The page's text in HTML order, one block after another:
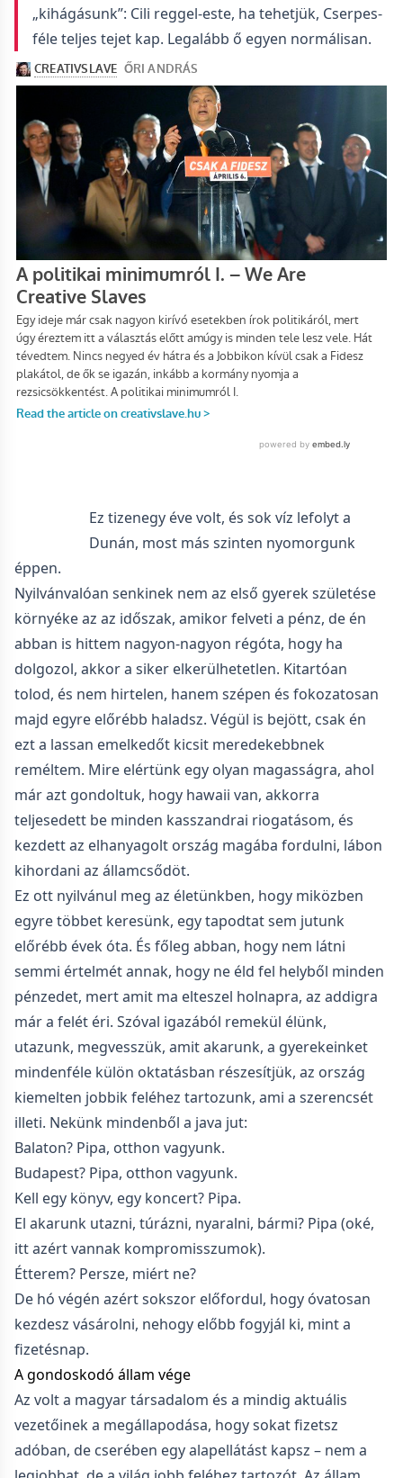
„kihágásunk”: Cili reggel-este, ha tehetjük, Cserpes-
féle teljes tejet kap. Legalább ő egyen normálisan.
Ez tizenegy éve volt, és sok víz lefolyt a
Dunán, most más szinten nyomorgunk
éppen.
Nyilvánvalóan senkinek nem az első gyerek születése
környéke az az időszak, amikor felveti a pénz, de én
abban is hittem nagyon-nagyon régóta, hogy ha
dolgozol, akkor a siker elkerülhetetlen. Kitartóan
tolod, és nem hirtelen, hanem szépen és fokozatosan
majd egyre előrébb haladsz. Végül is bejött, csak én
ezt a lassan emelkedőt kicsit meredekebbnek
reméltem. Mire elértünk egy olyan magasságra, ahol
már azt gondoltuk, hogy hawaii van, akkorra
teljesedett be minden kasszandrai riogatásom, és
kezdett az elhanyagolt ország magába fordulni, lábon
kihordani az államcsődöt.
Ez ott nyilvánul meg az életünkben, hogy miközben
egyre többet keresünk, egy tapodtat sem jutunk
előrébb évek óta. És főleg abban, hogy nem látni
semmi értelmét annak, hogy ne éld fel helyből minden
pénzedet, mert amit ma elteszel holnapra, az addigra
már a felét éri. Szóval igazából remekül élünk,
utazunk, megvesszük, amit akarunk, a gyerekeinket
mindenféle külön oktatásban részesítjük, az ország
kiemelten jobbik feléhez tartozunk, ami a szerencsét
illeti. Nekünk mindenből a java jut:
Balaton? Pipa, otthon vagyunk.
Budapest? Pipa, otthon vagyunk.
Kell egy könyv, egy koncert? Pipa.
El akarunk utazni, túrázni, nyaralni, bármi? Pipa (oké,
itt azért vannak kompromisszumok).
Étterem? Persze, miért ne?
De hó végén azért sokszor előfordul, hogy óvatosan
kezdesz vásárolni, nehogy előbb fogyjál ki, mint a
fizetésnap.
A gondoskodó állam vége
Az volt a magyar társadalom és a mindig aktuális
vezetőinek a megállapodása, hogy sokat fizetsz
adóban, de cserében egy alapellátást kapsz – nem a